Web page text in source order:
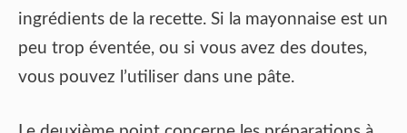
ingrédients de la recette. Si la mayonnaise est un
peu trop éventée, ou si vous avez des doutes,
vous pouvez l’utiliser dans une pâte.